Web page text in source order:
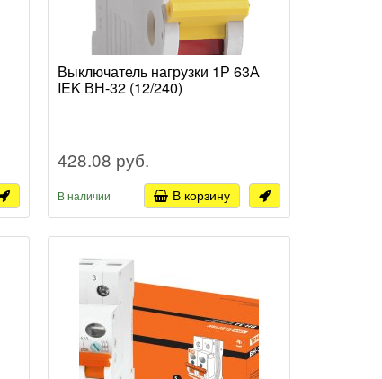
Выключатель нагрузки 1Р 63А
IEK ВН-32 (12/240)
428.08 руб.
В наличии В корзину